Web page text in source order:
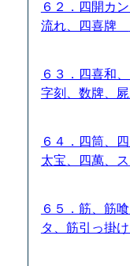
６２．四開カ
流れ、四喜牌
６３．四喜和
字刻、数牌、
６４．四筒、
太宝、四萬、
６５．筋、筋
タ、筋引っ掛